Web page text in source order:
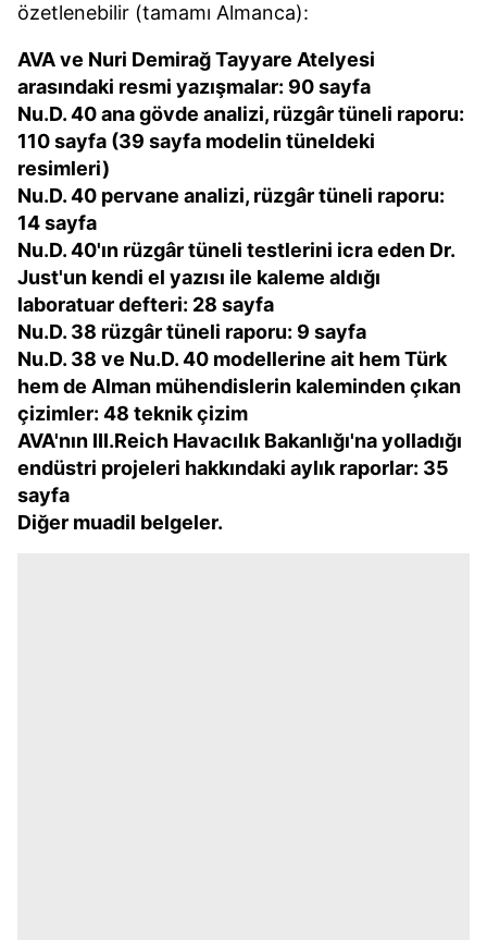
özetlenebilir (tamamı Almanca):
AVA ve Nuri Demirağ Tayyare Atelyesi
arasındaki resmi yazışmalar: 90 sayfa
Nu.D. 40 ana gövde analizi, rüzgâr tüneli raporu:
110 sayfa (39 sayfa modelin tüneldeki
resimleri)
Nu.D. 40 pervane analizi, rüzgâr tüneli raporu:
14 sayfa
Nu.D. 40'ın rüzgâr tüneli testlerini icra eden Dr.
Just'un kendi el yazısı ile kaleme aldığı
laboratuar defteri: 28 sayfa
Nu.D. 38 rüzgâr tüneli raporu: 9 sayfa
Nu.D. 38 ve Nu.D. 40 modellerine ait hem Türk
hem de Alman mühendislerin kaleminden çıkan
çizimler: 48 teknik çizim
AVA'nın III.Reich Havacılık Bakanlığı'na yolladığı
endüstri projeleri hakkındaki aylık raporlar: 35
sayfa
Diğer muadil belgeler.